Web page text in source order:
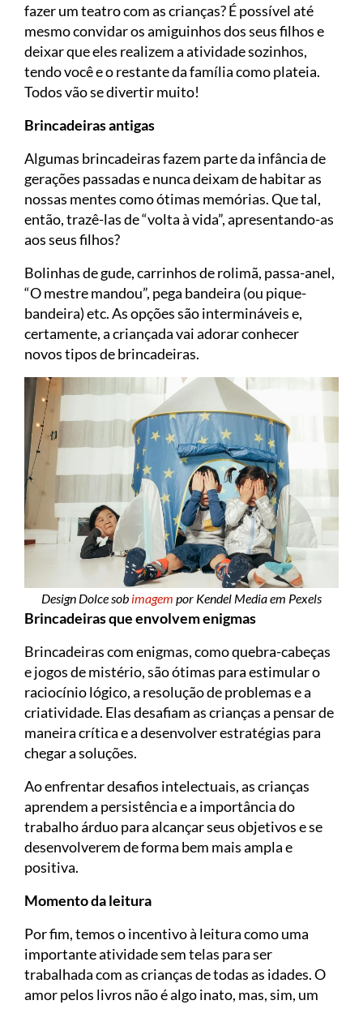
fazer um teatro com as crianças? É possível até
mesmo convidar os amiguinhos dos seus filhos e
deixar que eles realizem a atividade sozinhos,
tendo você e o restante da família como plateia.
Todos vão se divertir muito!
Brincadeiras antigas
Algumas brincadeiras fazem parte da infância de
gerações passadas e nunca deixam de habitar as
nossas mentes como ótimas memórias. Que tal,
então, trazê-las de “volta à vida”, apresentando-as
aos seus filhos?
Bolinhas de gude, carrinhos de rolimã, passa-anel,
“O mestre mandou”, pega bandeira (ou pique-
bandeira) etc. As opções são intermináveis e,
certamente, a criançada vai adorar conhecer
novos tipos de brincadeiras.
Design Dolce sob imagem por Kendel Media em Pexels
Brincadeiras que envolvem enigmas
Brincadeiras com enigmas, como quebra-cabeças
e jogos de mistério, são ótimas para estimular o
raciocínio lógico, a resolução de problemas e a
criatividade. Elas desafiam as crianças a pensar de
maneira crítica e a desenvolver estratégias para
chegar a soluções.
Ao enfrentar desafios intelectuais, as crianças
aprendem a persistência e a importância do
trabalho árduo para alcançar seus objetivos e se
desenvolverem de forma bem mais ampla e
positiva.
Momento da leitura
Por fim, temos o incentivo à leitura como uma
importante atividade sem telas para ser
trabalhada com as crianças de todas as idades. O
amor pelos livros não é algo inato, mas, sim, um